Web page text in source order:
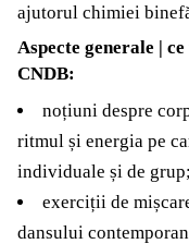
ajutorul chimiei
Aspecte generale |
CNDB:
noțiuni despre
ritmul și energia pe
individuale și de grup;
exerciții de
dansului